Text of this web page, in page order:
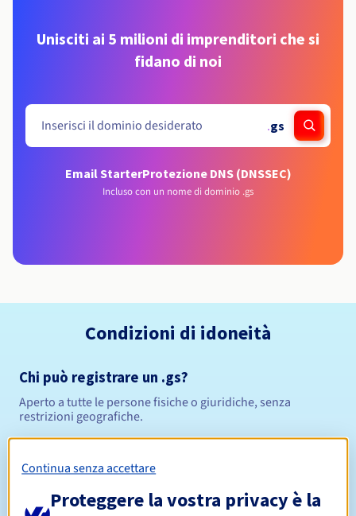
Unisciti ai 5 milioni di imprenditori che si
fidano di noi
.gs
Email StarterProtezione DNS (DNSSEC)
Incluso con un nome di dominio .gs
Condizioni di idoneità
Chi può registrare un .gs?
Aperto a tutte le persone fisiche o giuridiche, senza
restrizioni geografiche.
Periodo di registrazione Da 1 a 5 anni
Continua senza accettare
Proteggere la vostra privacy è la